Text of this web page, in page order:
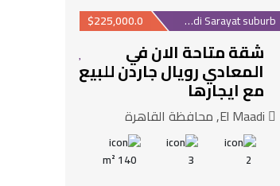
Maadi Sarayat suburb
$225,000.0
شقة متاحة الان في
المعادي رويال جاردن للبيع
مع ايجارها
2
3
140 m²